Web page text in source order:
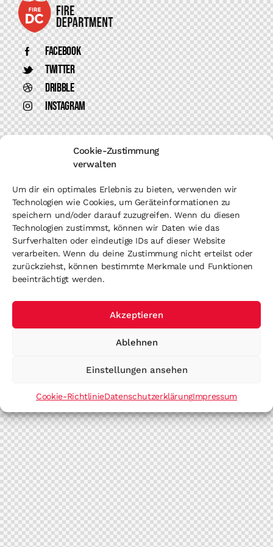
Cookie-Zustimmung
verwalten
Um dir ein optimales Erlebnis zu bieten, verwenden wir
Technologien wie Cookies, um Geräteinformationen zu
speichern und/oder darauf zuzugreifen. Wenn du diesen
Technologien zustimmst, können wir Daten wie das
Surfverhalten oder eindeutige IDs auf dieser Website
verarbeiten. Wenn du deine Zustimmung nicht erteilst oder
zurückziehst, können bestimmte Merkmale und Funktionen
beeinträchtigt werden.
Akzeptieren
Ablehnen
Einstellungen ansehen
Cookie-RichtlinieDatenschutzerklärungImpressum
Facebook
Twitter
Dribble
Instagram
+1 840 841 25 69